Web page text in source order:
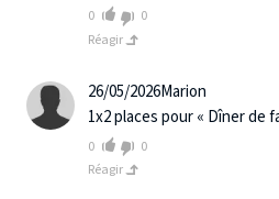
0
0
Réagir
26/05/2026Marion
1x2 places pour « Dîner de
0
0
Réagir